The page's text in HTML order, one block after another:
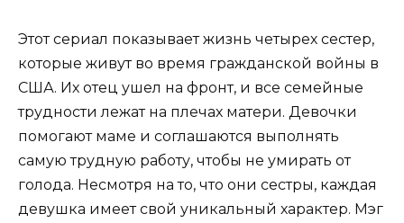
Этот сериал показывает жизнь четырех сестер,
которые живут во время гражданской войны в
США. Их отец ушел на фронт, и все семейные
трудности лежат на плечах матери. Девочки
помогают маме и соглашаются выполнять
самую трудную работу, чтобы не умирать от
голода. Несмотря на то, что они сестры, каждая
девушка имеет свой уникальный характер. Мэг